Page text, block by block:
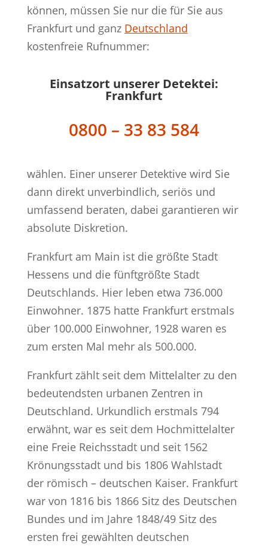
können, müssen Sie nur die für Sie aus
Frankfurt und ganz Deutschland
kostenfreie Rufnummer:
Einsatzort unserer Detektei:
Frankfurt
0800 – 33 83 584
wählen. Einer unserer Detektive wird Sie
dann direkt unverbindlich, seriös und
umfassend beraten, dabei garantieren wir
absolute Diskretion.
Frankfurt am Main ist die größte Stadt
Hessens und die fünftgrößte Stadt
Deutschlands. Hier leben etwa 736.000
Einwohner. 1875 hatte Frankfurt erstmals
über 100.000 Einwohner, 1928 waren es
zum ersten Mal mehr als 500.000.
Frankfurt zählt seit dem Mittelalter zu den
bedeutendsten urbanen Zentren in
Deutschland. Urkundlich erstmals 794
erwähnt, war es seit dem Hochmittelalter
eine Freie Reichsstadt und seit 1562
Krönungsstadt und bis 1806 Wahlstadt
der römisch – deutschen Kaiser. Frankfurt
war von 1816 bis 1866 Sitz des Deutschen
Bundes und im Jahre 1848/49 Sitz des
ersten frei gewählten deutschen